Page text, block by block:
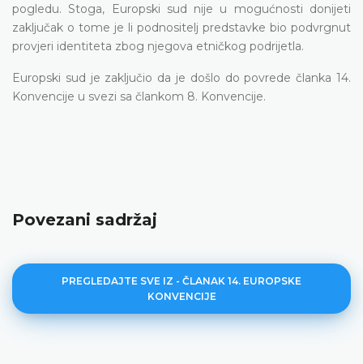
pogledu. Stoga, Europski sud nije u mogućnosti donijeti
zaključak o tome je li podnositelj predstavke bio podvrgnut
provjeri identiteta zbog njegova etničkog podrijetla.
Europski sud je zaključio da je došlo do povrede članka 14.
Konvencije u svezi sa člankom 8. Konvencije.
Povezani sadržaj
PREGLEDAJTE SVE IZ - ČLANAK 14. EUROPSKE
KONVENCIJE